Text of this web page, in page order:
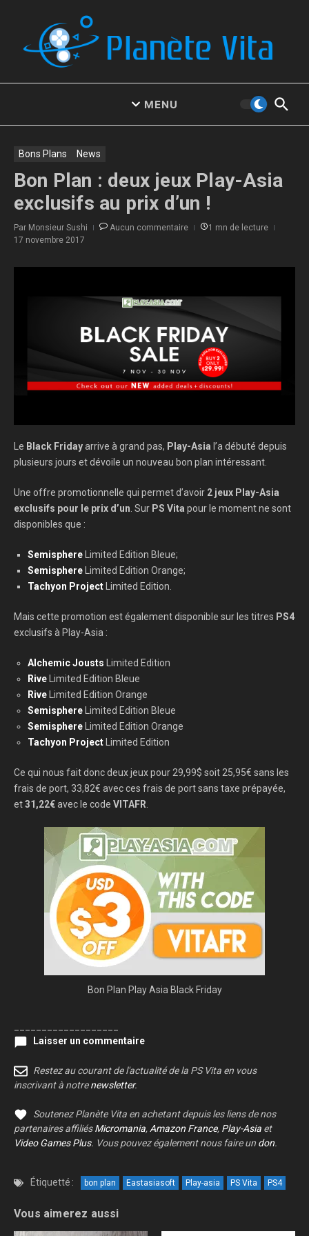
MENU
Bons Plans News
Bon Plan : deux jeux Play-Asia
exclusifs au prix d’un !
Par Monsieur Sushi Aucun commentaire
1 mn de lecture
17 novembre 2017
Le Black Fridayarrive à grand pas, Play-Asia l’a débuté depuis
plusieurs jours et dévoile un nouveau bon plan intéressant.
Une offre promotionnelle qui permet d’avoir 2 jeux Play-Asia
exclusifs pour le prix d’un. Sur PS Vita pour le moment ne sont
disponibles que :
Semisphere Limited Edition Bleue;
Semisphere Limited Edition Orange;
Tachyon Project Limited Edition.
Mais cette promotion est également disponible sur les titres PS4
exclusifs à Play-Asia :
Alchemic Jousts Limited Edition
Rive Limited Edition Bleue
Rive Limited Edition Orange
Semisphere Limited Edition Bleue
Semisphere Limited Edition Orange
Tachyon Project Limited Edition
Ce qui nous fait donc deux jeux pour 29,99$ soit 25,95€ sans les
frais de port, 33,82€ avec ces frais de port sans taxe prépayée,
et31,22€avec le code VITAFR.
Bon Plan Play Asia Black Friday
Laisser un commentaire
Restez au courant de l'actualité de la PS Vita en vous
inscrivant à notrenewsletter.
Soutenez Planète Vita en achetant depuis les liens de nos
partenaires affiliésMicromania,Amazon France, Play-Asia et
Video Games Plus. Vous pouvez également nous faire un don.
Étiquetté : bon plan Eastasiasoft Play-asia PS Vita PS4
Vous aimerez aussi